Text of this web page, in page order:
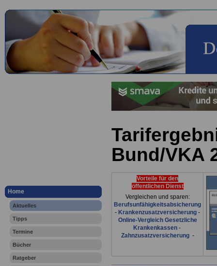
Home
Aktuelles
Tipps
Termine
Bücher
Ratgeber
Bund/VKA
Vorteile für den
öffentlichen Dienst
Vergleichen und sparen:
Berufsunfähigkeitsabsicherung
- Krankenzusatzversicherung -
Online-Vergleich Gesetzliche
Krankenkassen-
Zahnzusatzversicherung-